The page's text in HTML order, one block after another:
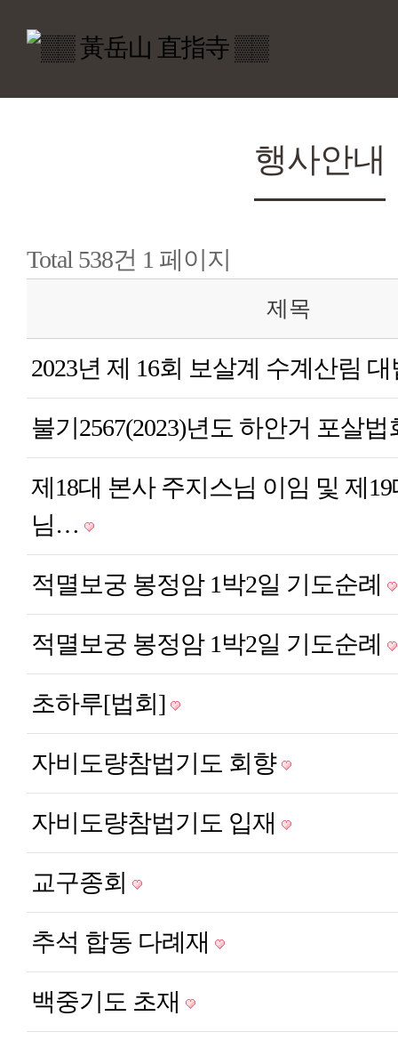
행사안내
Total 538건 1 페이지
제목
2023년 제 16회 보살계 수계산림
불기2567(2023)년도 하안거 포살
제18대 본사 주지스님 이임 및 제
님…
적멸보궁 봉정암 1박2일 기도순례
적멸보궁 봉정암 1박2일 기도순례
초하루[법회]
자비도량참법기도 회향
자비도량참법기도 입재
교구종회
추석 합동 다례재
백중기도 초재